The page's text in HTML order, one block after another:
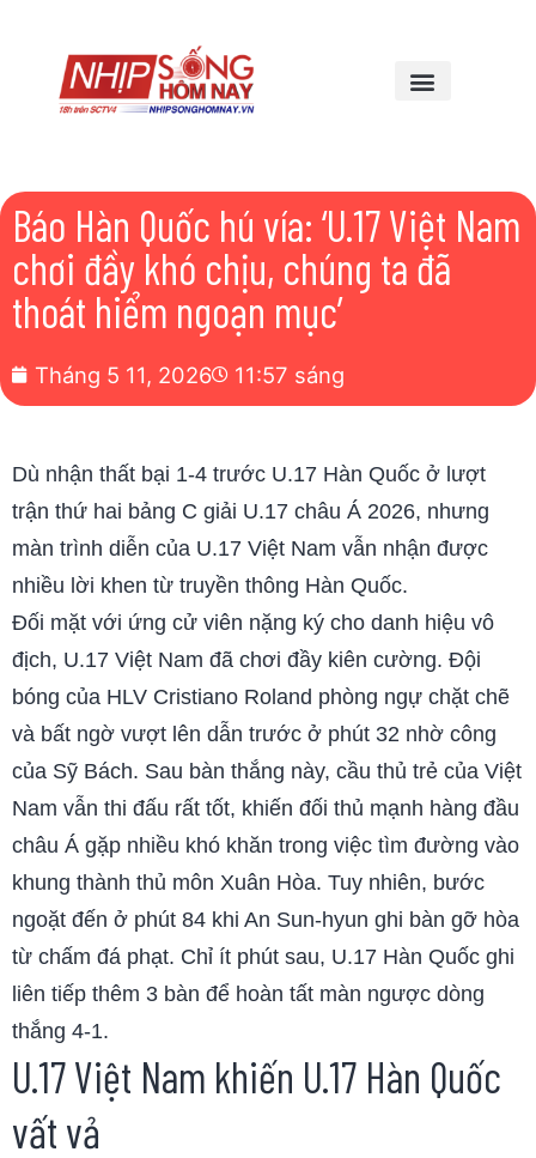
Báo Hàn Quốc hú vía: ‘U.17 Việt Nam
chơi đầy khó chịu, chúng ta đã
thoát hiểm ngoạn mục’
Tháng 5 11, 2026 11:57 sáng
Dù nhận thất bại 1-4 trước U.17 Hàn Quốc ở lượt
trận thứ hai bảng C giải U.17 châu Á 2026, nhưng
màn trình diễn của U.17 Việt Nam vẫn nhận được
nhiều lời khen từ truyền thông Hàn Quốc.
Đối mặt với ứng cử viên nặng ký cho danh hiệu vô
địch, U.17 Việt Nam đã chơi đầy kiên cường. Đội
bóng của HLV Cristiano Roland phòng ngự chặt chẽ
và bất ngờ vượt lên dẫn trước ở phút 32 nhờ công
của Sỹ Bách. Sau bàn thắng này, cầu thủ trẻ của Việt
Nam vẫn thi đấu rất tốt, khiến đối thủ mạnh hàng đầu
châu Á gặp nhiều khó khăn trong việc tìm đường vào
khung thành thủ môn Xuân Hòa. Tuy nhiên, bước
ngoặt đến ở phút 84 khi An Sun-hyun ghi bàn gỡ hòa
từ chấm đá phạt. Chỉ ít phút sau, U.17 Hàn Quốc ghi
liên tiếp thêm 3 bàn để hoàn tất màn ngược dòng
thắng 4-1.
U.17 Việt Nam khiến U.17 Hàn Quốc
vất vả